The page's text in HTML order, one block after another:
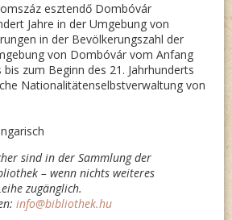
esztendő Dombóvár
Jahre in der Umgebung von
in der Bevölkerungszahl der
von Dombóvár vom Anfang
bis zum Beginn des 21. Jahrhunderts
Nationalitätenselbstverwaltung von
sind in der Sammlung der
– wenn nichts weiteres
zugänglich.
info@bibliothek.hu